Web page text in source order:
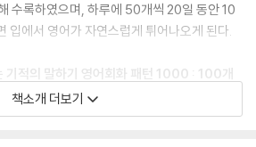
수록하였으며, 하루에 50개씩 20일 동안 10
입에서 영어가 자연스럽게 튀어나오게 된다.
기적의 말하기 영어회화 패턴 1000 : 100개
영어회화 완전 정복!
기적의 말하기 영단어 1000』의 확장판! ★
책소개 더보기